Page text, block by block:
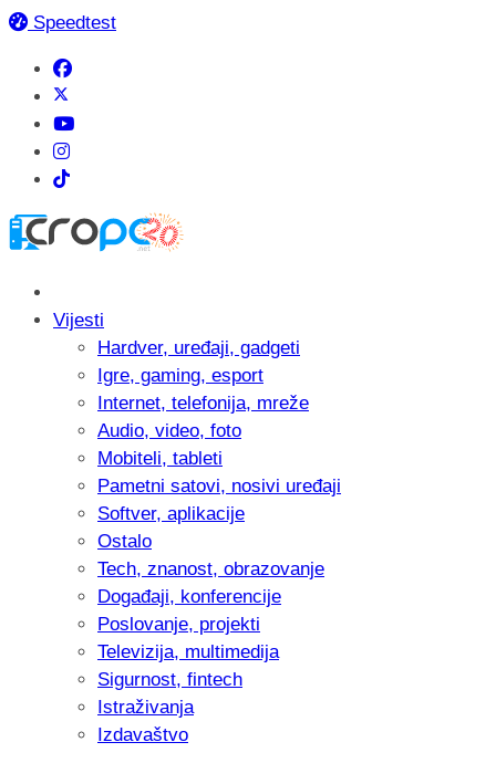
Speedtest
Vijesti
Hardver, uređaji, gadgeti
Igre, gaming, esport
Internet, telefonija, mreže
Audio, video, foto
Mobiteli, tableti
Pametni satovi, nosivi uređaji
Softver, aplikacije
Ostalo
Tech, znanost, obrazovanje
Događaji, konferencije
Poslovanje, projekti
Televizija, multimedija
Sigurnost, fintech
Istraživanja
Izdavaštvo